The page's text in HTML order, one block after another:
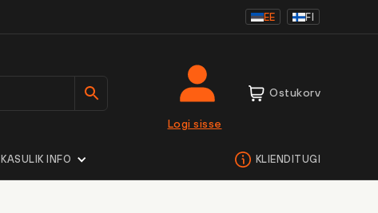
EE FI
Logi sisse
Ostukorv
INFO KLIENDITUGI